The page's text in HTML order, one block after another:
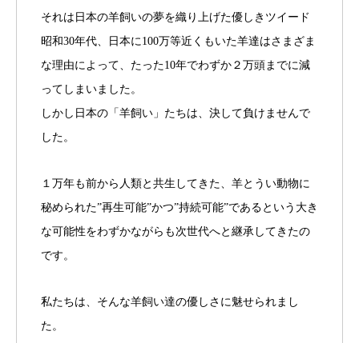
それは日本の羊飼いの夢を織り上げた優しきツイード
昭和30年代、日本に100万等近くもいた羊達はさまざま
な理由によって、たった10年でわずか２万頭までに減
ってしまいました。
しかし日本の「羊飼い」たちは、決して負けませんで
した。
１万年も前から人類と共生してきた、羊とうい動物に
秘められた”再生可能”かつ”持続可能”であるという大き
な可能性をわずかながらも次世代へと継承してきたの
です。
私たちは、そんな羊飼い達の優しさに魅せられまし
た。